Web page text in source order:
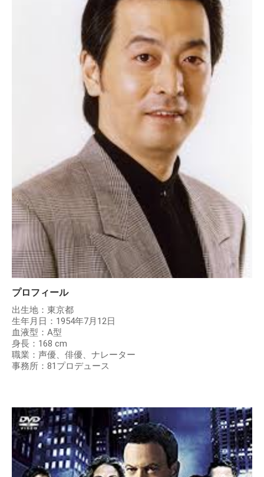
プロフィール
出生地：東京都
生年月日：1954年7月12日
血液型：A型
身長：168 cm
職業：声優、俳優、ナレーター
事務所：81プロデュース